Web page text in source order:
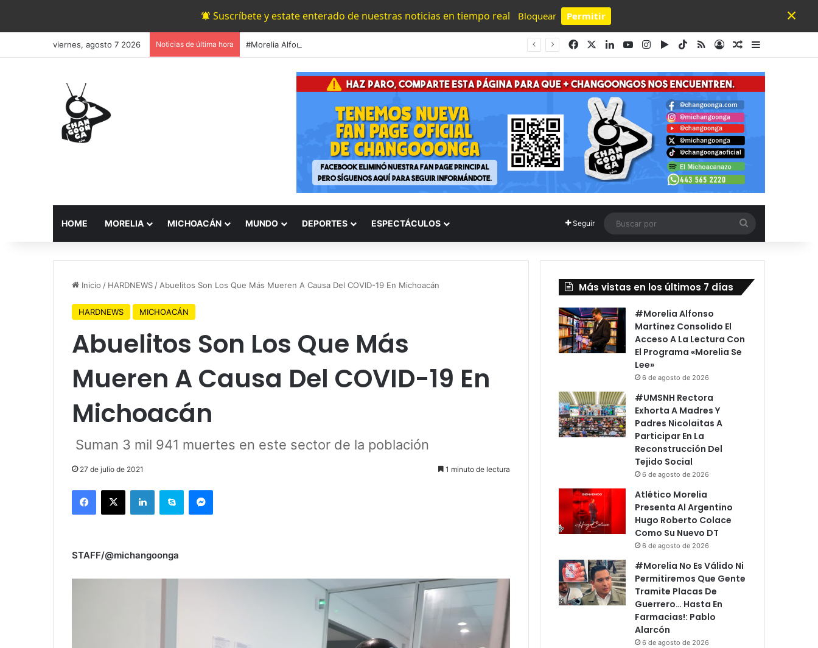
Suscríbete y estate enterado de nuestras noticias en tiempo real Bloquear Permitir
Powered by SendPulse
×
viernes, agosto 7 2026 Noticias de última hora FacebookLinkedInYouTubeInstagram
Google Play
TikTok
RSSAccesoPublicación al
Barra lateral
HOME MORELIA MICHOACÁN MUNDO DEPORTES ESPECTÁCULOS Seguir
por
Inicio / HARDNEWS / Abuelitos Son Los Que Más Mueren A Causa Del COVID-19 En Michoacán
HARDNEWS MICHOACÁN
Abuelitos Son Los Que Más
Mueren A Causa Del COVID-19 En
Michoacán
Suman 3 mil 941 muertes en este sector de la población
27 de julio de 2021 1 minuto de lectura
Facebook
X LinkedInSkype Messenger
STAFF/@michangoonga
Más vistas en los últimos 7 días
#Morelia Alfonso
Martínez Consolido El
Acceso A La Lectura Con
El Programa «Morelia Se
Lee»
6 de agosto de 2026
#UMSNH Rectora
Exhorta A Madres Y
Padres Nicolaitas A
Participar En La
Reconstrucción Del
Tejido Social
6 de agosto de 2026
Atlético Morelia
Presenta Al Argentino
Hugo Roberto Colace
Como Su Nuevo DT
6 de agosto de 2026
#Morelia No Es Válido Ni
Permitiremos Que Gente
Tramite Placas De
Guerrero… Hasta En
Farmacias!: Pablo
Alarcón
6 de agosto de 2026